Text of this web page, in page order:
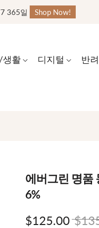
365일 Shop Now!
생활 디지털 반
에버그린 명품
6%
$125.00